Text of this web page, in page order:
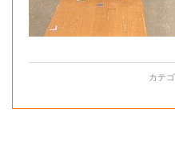
カテゴ